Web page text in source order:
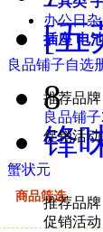
办公日杂
插座 电
良品铺子自选
推荐品牌
良品铺
促销活动
蟹状元
推荐品牌
促销活动
[五
8
锋
商品筛选